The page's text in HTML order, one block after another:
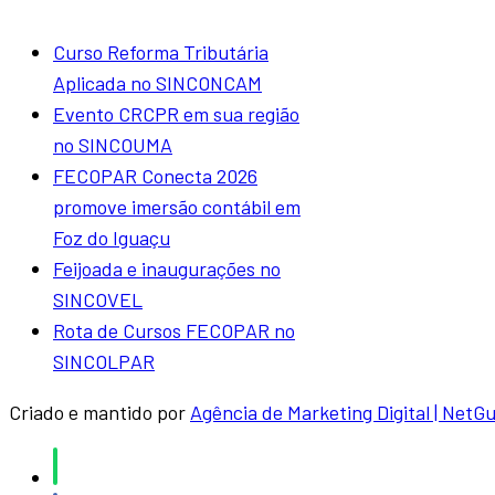
Curso Reforma Tributária
Aplicada no SINCONCAM
Evento CRCPR em sua região
no SINCOUMA
FECOPAR Conecta 2026
promove imersão contábil em
Foz do Iguaçu
Feijoada e inaugurações no
SINCOVEL
Rota de Cursos FECOPAR no
SINCOLPAR
Criado e mantido por Agência de Marketing Digital |